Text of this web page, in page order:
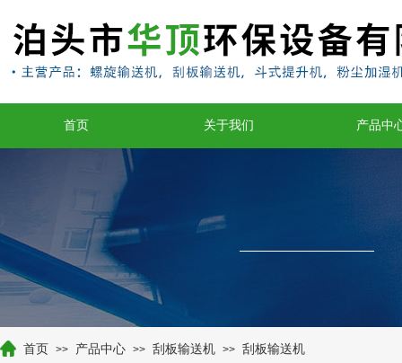
首页 关于我们 产品中
首页 >> 产品中心 >> 刮板输送机 >> 刮板输送机